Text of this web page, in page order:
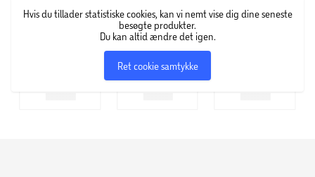
Materiale sæde:Polyurethan (skum) betrukket
med kunstlæder
Materiale ben: Matsort ru pulverlakeret stål
Hvis du tillader statistiske cookies, kan vi nemt vise dig dine seneste
besøgte produkter.
Du kan altid ændre det igen.
Ret cookie samtykke